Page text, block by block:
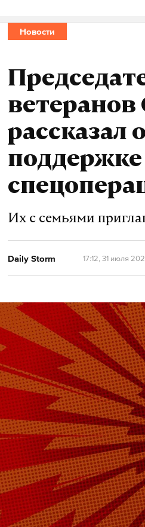
Новости
рассказал
поддержке
Их с семьями
Daily Storm 17:12, 31 июля